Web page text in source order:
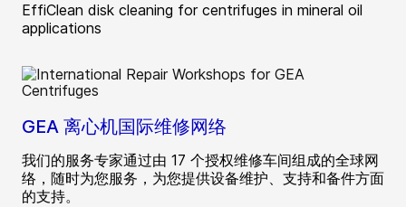
EffiClean disk cleaning for centrifuges in mineral oil
applications
GEA 离心机国际维修网络
我们的服务专家通过由 17 个授权维修车间组成的全球网
络，随时为您服务，为您提供设备维护、支持和备件方面
的支持。